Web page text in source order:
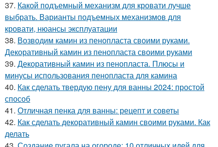
37. Какой подъемный механизм для кровати лучше
выбрать. Варианты подъемных механизмов для
кровати, нюансы эксплуатации
38. Возводим камин из пенопласта своими руками.
Декоративный камин из пенопласта своими руками
39. Декоративный камин из пенопласта. Плюсы и
минусы использования пенопласта для камина
40. Как сделать твердую пену для ванны 2024: простой
способ
41. Отличная пенка для ванны: рецепт и советы
42. Как сделать декоративный камин своими руками. Как
делать